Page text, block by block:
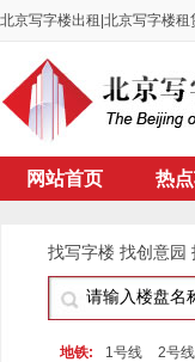
北京写字楼出租|北京写字楼
网站首页 热
找写字楼 找创意园
地铁: 1号线 2号线